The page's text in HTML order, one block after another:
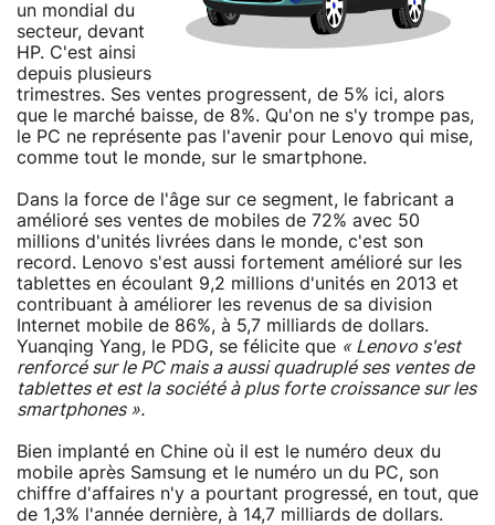
un mondial du
secteur, devant
HP. C'est ainsi
depuis plusieurs
trimestres. Ses ventes progressent, de 5% ici, alors
que le marché baisse, de 8%. Qu'on ne s'y trompe pas,
le PC ne représente pas l'avenir pour Lenovo qui mise,
comme tout le monde, sur le smartphone.
Dans la force de l'âge sur ce segment, le fabricant a
amélioré ses ventes de mobiles de 72% avec 50
millions d'unités livrées dans le monde, c'est son
record. Lenovo s'est aussi fortement amélioré sur les
tablettes en écoulant 9,2 millions d'unités en 2013 et
contribuant à améliorer les revenus de sa division
Internet mobile de 86%, à 5,7 milliards de dollars.
Yuanqing Yang, le PDG, se félicite que « Lenovo s'est
renforcé sur le PC mais a aussi quadruplé ses ventes de
tablettes et est la société à plus forte croissance sur les
smartphones ».
Bien implanté en Chine où il est le numéro deux du
mobile après Samsung et le numéro un du PC, son
chiffre d'affaires n'y a pourtant progressé, en tout, que
de 1,3% l'année dernière, à 14,7 milliards de dollars.